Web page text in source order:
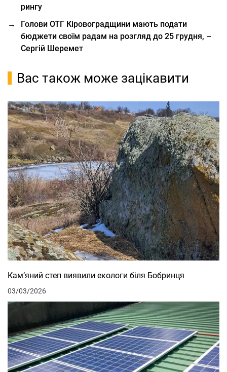
рингу
→
Голови ОТГ Кіровоградщини мають подати
бюджети своїм радам на розгляд до 25 грудня, –
Сергій Шеремет
Вас також може зацікавити
Кам’яний степ виявили екологи біля Бобринця
03/03/2026